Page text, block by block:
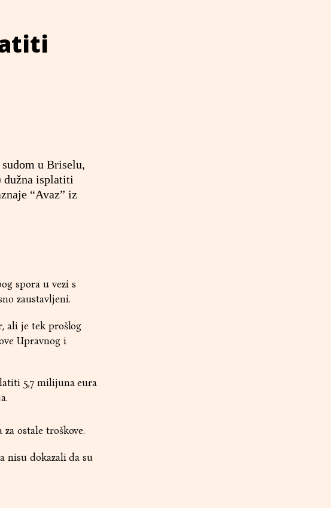
u Briselu,
dužna isplatiti
“Avaz” iz
spora u vezi s
zaustavljeni.
ali je tek prošlog
Upravnog i
5,7 milijuna eura
ostale troškove.
nisu dokazali da su